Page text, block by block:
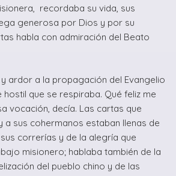
recordaba su vida, sus
generosa por Dios y por su
habla con admiración del Beato
ardor a la propagación del Evangelio
que se respiraba. Qué feliz me
vocación, decía. Las cartas que
a sus cohermanos estaban llenas de
correrías y de la alegría que
misionero; hablaba también de la
del pueblo chino y de las